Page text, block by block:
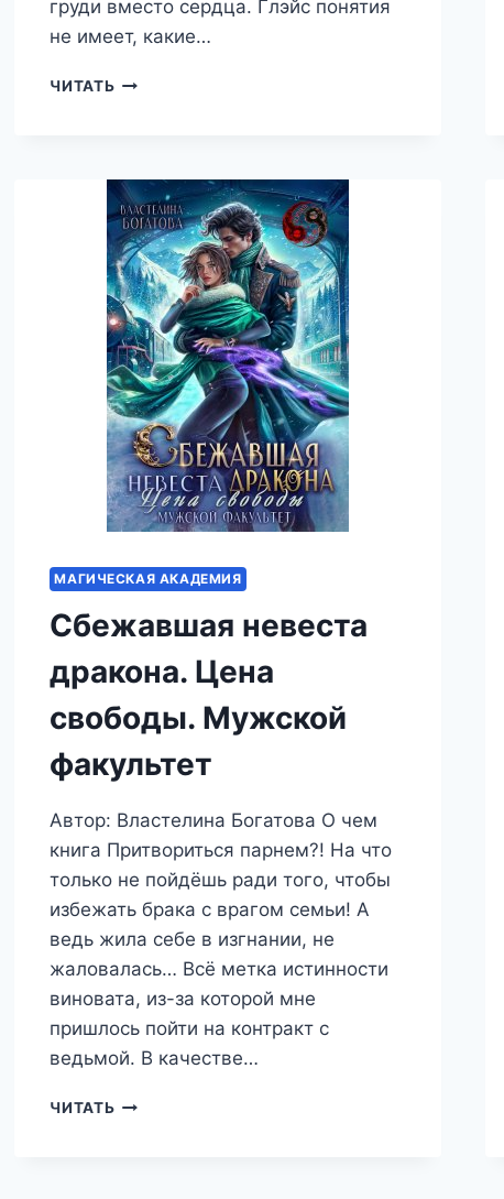
груди вместо сердца. Глэйс понятия
не имеет, какие…
ЧИТАТЬ ВТОРАЯ
БРАК
МАГИЧЕСКАЯ АКАДЕМИЯ
Сбежавшая невеста
дракона. Цена
свободы. Мужской
факультет
Автор: Властелина Богатова О чем
книга Притвориться парнем?! На что
только не пойдёшь ради того, чтобы
избежать брака с врагом семьи! А
ведь жила себе в изгнании, не
жаловалась… Всё метка истинности
виновата, из-за которой мне
пришлось пойти на контракт с
ведьмой. В качестве…
ЧИТАТЬ СБЕЖАВШАЯ